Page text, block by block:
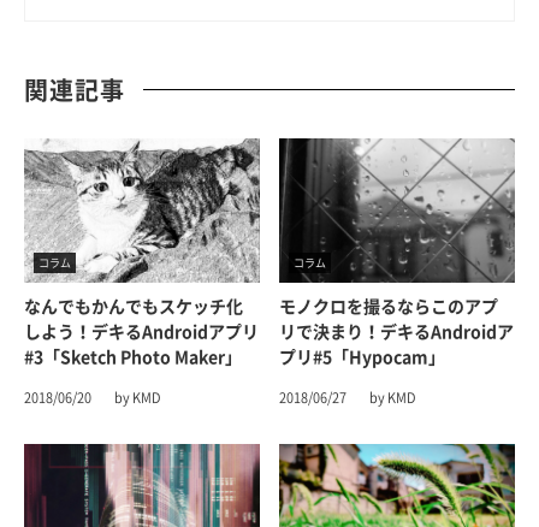
関連記事
コラム
なんでもかんでもスケッチ化
しよう！デキるAndroidアプリ
#3「Sketch Photo Maker」
2018/06/20 by KMD
コラム
モノクロを撮るならこのアプ
リで決まり！デキるAndroidア
プリ#5「Hypocam」
2018/06/27 by KMD